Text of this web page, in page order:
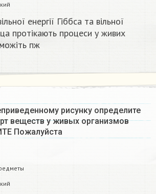
енергії Гіббса та вільної
протікають процеси у живих
пж​
рисунку определите
веществ у живых организмов
Пожалуйста